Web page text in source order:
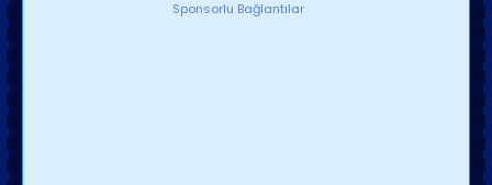
Sponsorlu Bağlantılar